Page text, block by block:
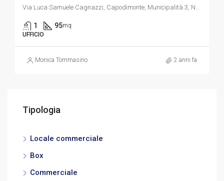
Via Luca Samuele Cagnazzi, Capodimonte, Municipalità 3, Napoli, Campania, 80137, Italia
1 95mq
UFFICIO
Monica Tommasino 2 anni fa
Tipologia
Locale commerciale
Box
Commerciale